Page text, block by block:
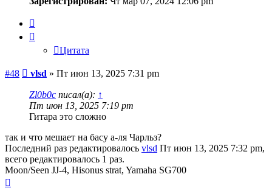
Цитата
#48 Сообщение
vlsd » Пт июн 13, 2025 7:31 pm
Zl0b0c писал(а): ↑
Пт июн 13, 2025 7:19 pm
Гитара это сложно
так и что мешает на басу а-ля Чарльз?
Последний раз редактировалось vlsd Пт июн 13, 2025 7:32 pm,
всего редактировалось 1 раз.
Moon/Seen JJ-4, Hisonus strat, Yamaha SG700